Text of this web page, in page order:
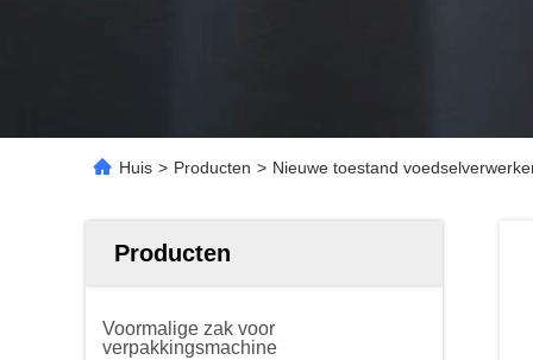
Huis > Producten > Nieuwe toestand
Producten
Voormalige zak voor
verpakkingsmachine